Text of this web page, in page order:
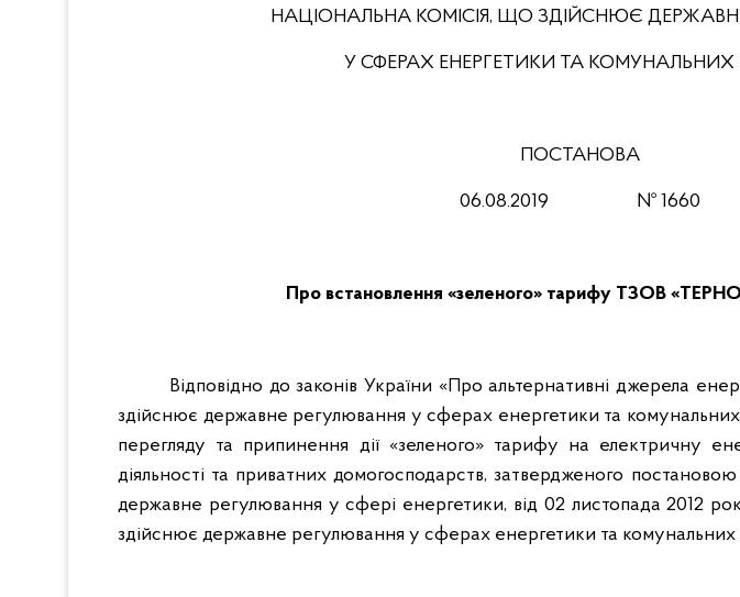
НАЦІОНАЛЬНА КОМІСІЯ, ЩО ЗДІЙСНЮЄ
У СФЕРАХ ЕНЕРГЕТИКИ ТА КОМУНАЛЬНИХ
ПОСТАНОВА
06.08.2019 № 1660
Про встановлення «зеленого» тарифу ТЗОВ
Відповідно до законів України «Про альтернативні джерела
здійснює державне регулювання у сферах енергетики та
перегляду та припинення дії «зеленого» тарифу на електричну
діяльності та приватних домогосподарств, затвердженого
державне регулювання у сфері енергетики, від 02 листопада 2012
здійснює державне регулювання у сферах енергетики та комунальних